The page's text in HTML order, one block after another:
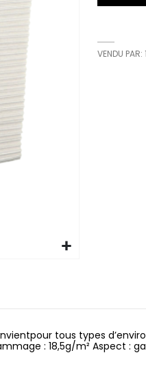
VENDU PAR:
convientpour tous types
: 18,5g/m² Aspect :